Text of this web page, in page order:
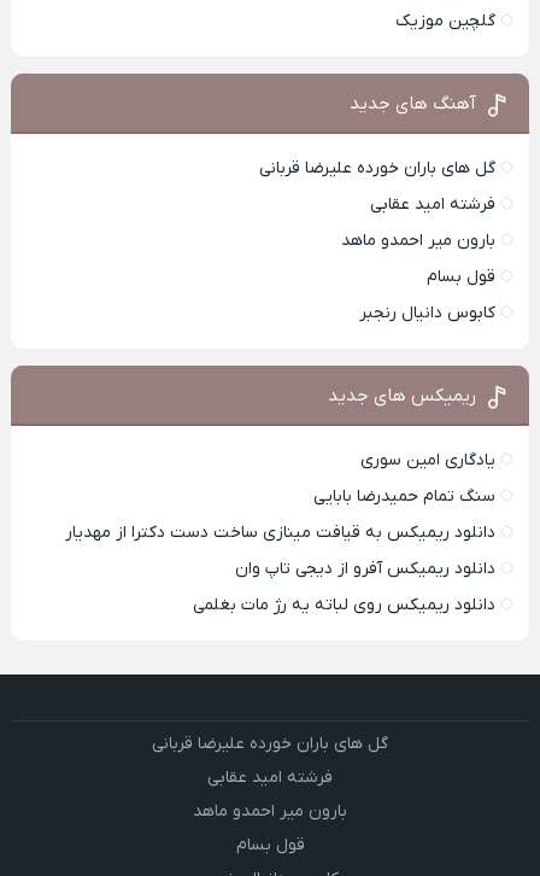
گلچین موزیک
آهنگ های جدید
گل های باران خورده علیرضا قربانی
فرشته امید عقابی
بارون میر احمدو ماهد
قول بسام
کابوس دانیال رنجبر
ریمیکس های جدید
یادگاری امین سوری
سنگ تمام حمیدرضا بابایی
دانلود ریمیکس به قیافت مینازی ساخت دست دکترا از مهدیار
دانلود ریمیکس آفرو از ديجی تاپ وان
دانلود ریمیکس روی لباته یه رژ مات بغلمی
گل های باران خورده علیرضا قربانی
فرشته امید عقابی
بارون میر احمدو ماهد
قول بسام